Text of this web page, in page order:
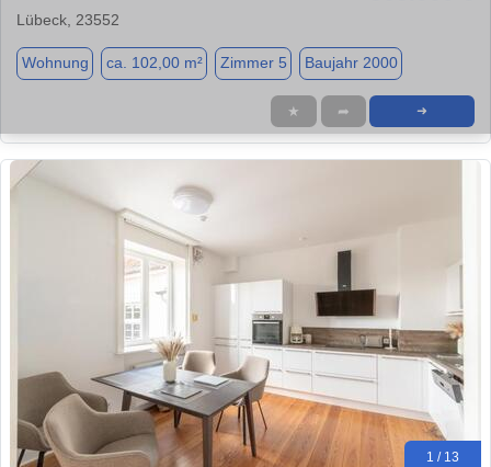
Lübeck, 23552
Wohnung ca. 102,00 m² Zimmer 5 Baujahr 2000
★ ➦ ➜
1 / 13